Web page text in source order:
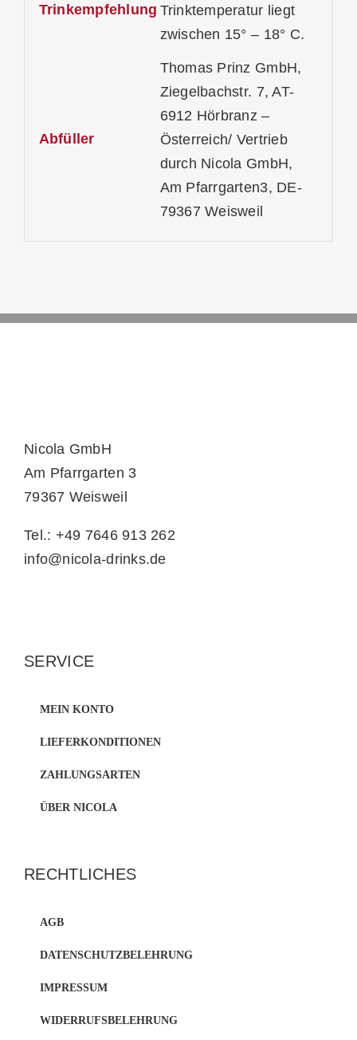
Trinkempfehlung Trinktemperatur liegt
zwischen 15° – 18° C.
Abfüller
Thomas Prinz GmbH,
Ziegelbachstr. 7, AT-
6912 Hörbranz –
Österreich/ Vertrieb
durch Nicola GmbH,
Am Pfarrgarten3, DE-
79367 Weisweil
Nicola GmbH
Am Pfarrgarten 3
79367 Weisweil
Tel.: +49 7646 913 262
info@nicola-drinks.de
SERVICE
MEIN KONTO
LIEFERKONDITIONEN
ZAHLUNGSARTEN
ÜBER NICOLA
RECHTLICHES
AGB
DATENSCHUTZBELEHRUNG
IMPRESSUM
WIDERRUFSBELEHRUNG